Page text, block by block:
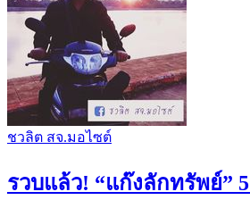
ชวลิต สจ.มอไซต์
รวบแล้ว! “แก๊งลักทรัพย์”